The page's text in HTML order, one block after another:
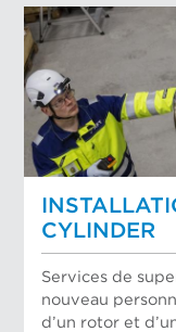
CYLINDER
Services de
nouveau
d’un rotor et